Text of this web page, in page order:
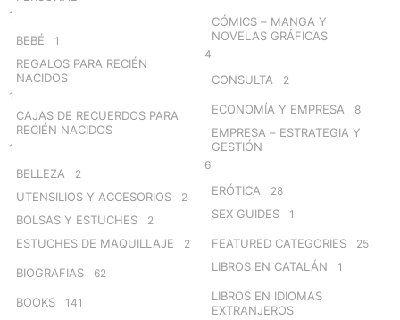
1
BEBÉ 1
REGALOS PARA RECIÉN
NACIDOS
1
CAJAS DE RECUERDOS PARA
RECIÉN NACIDOS
1
BELLEZA 2
UTENSILIOS Y ACCESORIOS 2
BOLSAS Y ESTUCHES 2
ESTUCHES DE MAQUILLAJE 2
BIOGRAFIAS 62
BOOKS 141
CÓMICS – MANGA Y
NOVELAS GRÁFICAS
4
CONSULTA 2
ECONOMÍA Y EMPRESA 8
EMPRESA – ESTRATEGIA Y
GESTIÓN
6
ERÓTICA 28
SEX GUIDES 1
FEATURED CATEGORIES 25
LIBROS EN CATALÁN 1
LIBROS EN IDIOMAS
EXTRANJEROS